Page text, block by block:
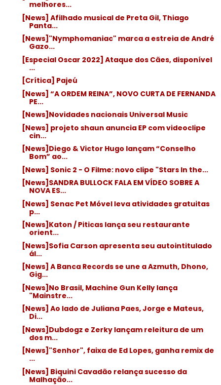
melhores...
[News] Afilhado musical de Preta Gil, Thiago
Panta...
[News]"Nymphomaniac" marca a estreia de André
Gazo...
[Especial Oscar 2022] Ataque dos Cães, disponível
...
[Crítica] Pajeú
[News] “A ORDEM REINA”, NOVO CURTA DE FERNANDA
PE...
[News]Novidades nacionais Universal Music
[News] projeto shaun anuncia EP com videoclipe
cin...
[News]Diego & Victor Hugo lançam “Conselho
Bom” ao...
[News] Sonic 2 - O Filme: novo clipe "Stars In the...
[News]SANDRA BULLOCK FALA EM VÍDEO SOBRE A
NOVA ES...
[News] Senac Pet Móvel leva atividades gratuitas
p...
[News]Katon / Piticas lança seu restaurante
orient...
[News]Sofia Carson apresenta seu autointitulado
ál...
[News] A Banca Records se une a Azmuth, Dhono,
Gig...
[News]No Brasil, Machine Gun Kelly lança
"Mainstre...
[News] Ao lado de Juliana Paes, Jorge e Mateus,
Di...
[News]Dubdogz e Zerky lançam releitura de um
dos m...
[News]"Senhor", faixa de Ed Lopes, ganha remix de
...
[News] Biquini Cavadão relança sucesso da
Malhação...